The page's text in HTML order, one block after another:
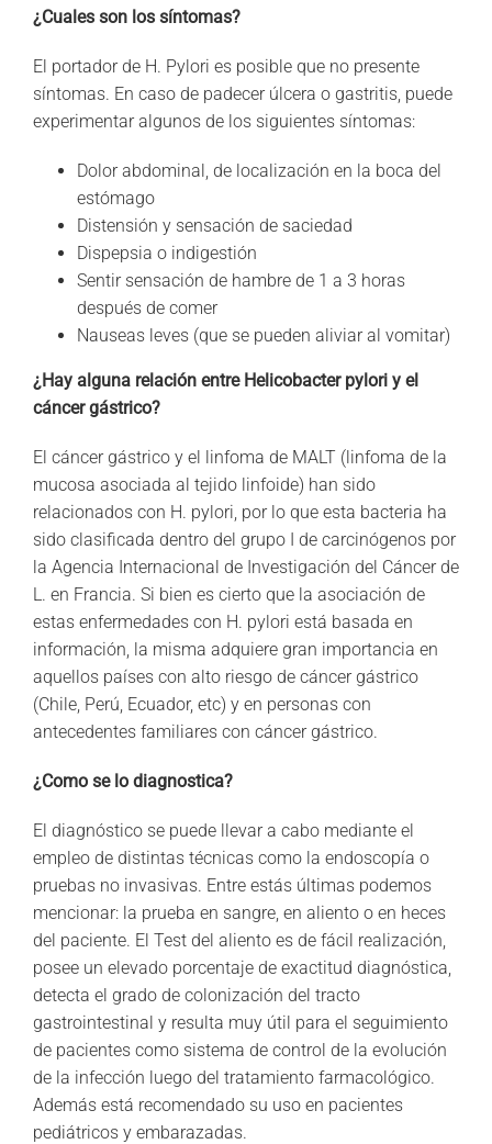
¿Cuales son los síntomas?
El portador de H. Pylori es posible que no presente
síntomas. En caso de padecer úlcera o gastritis, puede
experimentar algunos de los siguientes síntomas:
Dolor abdominal, de localización en la boca del
estómago
Distensión y sensación de saciedad
Dispepsia o indigestión
Sentir sensación de hambre de 1 a 3 horas
después de comer
Nauseas leves (que se pueden aliviar al vomitar)
¿Hay alguna relación entre Helicobacter pylori y el
cáncer gástrico?
El cáncer gástrico y el linfoma de MALT (linfoma de la
mucosa asociada al tejido linfoide) han sido
relacionados con H. pylori, por lo que esta bacteria ha
sido clasificada dentro del grupo I de carcinógenos por
la Agencia Internacional de Investigación del Cáncer de
L. en Francia. Si bien es cierto que la asociación de
estas enfermedades con H. pylori está basada en
información, la misma adquiere gran importancia en
aquellos países con alto riesgo de cáncer gástrico
(Chile, Perú, Ecuador, etc) y en personas con
antecedentes familiares con cáncer gástrico.
¿Como se lo diagnostica?
El diagnóstico se puede llevar a cabo mediante el
empleo de distintas técnicas como la endoscopía o
pruebas no invasivas. Entre estás últimas podemos
mencionar: la prueba en sangre, en aliento o en heces
del paciente. El Test del aliento es de fácil realización,
posee un elevado porcentaje de exactitud diagnóstica,
detecta el grado de colonización del tracto
gastrointestinal y resulta muy útil para el seguimiento
de pacientes como sistema de control de la evolución
de la infección luego del tratamiento farmacológico.
Además está recomendado su uso en pacientes
pediátricos y embarazadas.